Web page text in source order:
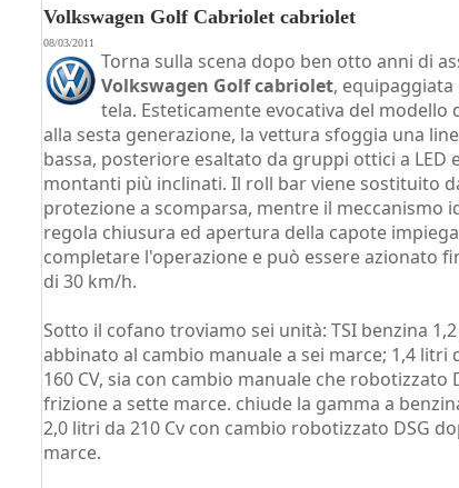
Volkswagen Golf Cabriolet cabriolet
08/03/2011
Torna sulla scena dopo ben otto anni di
Volkswagen Golf cabriolet,
tela. Esteticamente evocativa del modello
alla sesta generazione, la vettura sfoggia una
bassa, posteriore esaltato da gruppi ottici a LED
montanti più inclinati. Il roll bar viene sostituito
protezione a scomparsa, mentre il meccanismo
regola chiusura ed apertura della capote
completare l'operazione e può essere azionato
di 30 km/h.
Sotto il cofano troviamo sei unità: TSI benzina 1,2
abbinato al cambio manuale a sei marce; 1,4 litri
160 CV, sia con cambio manuale che robotizzato
frizione a sette marce. chiude la gamma a
2,0 litri da 210 Cv con cambio robotizzato DSG
marce.